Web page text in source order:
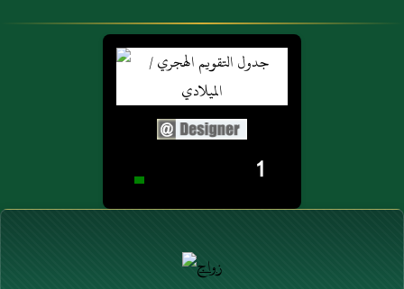
فَقَالَ الرَّجُلُ لَقَدْ
ذَلِكَ وَالْمُؤْمِنَاتُ
1